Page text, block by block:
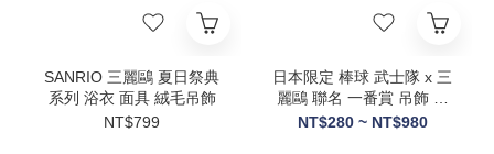
SANRIO 三麗鷗 夏日祭典
系列 浴衣 面具 絨毛吊飾
NT$799
日本限定 棒球 武士隊 x 三
麗鷗 聯名 一番賞 吊飾 娃
娃
NT$280 ~ NT$980